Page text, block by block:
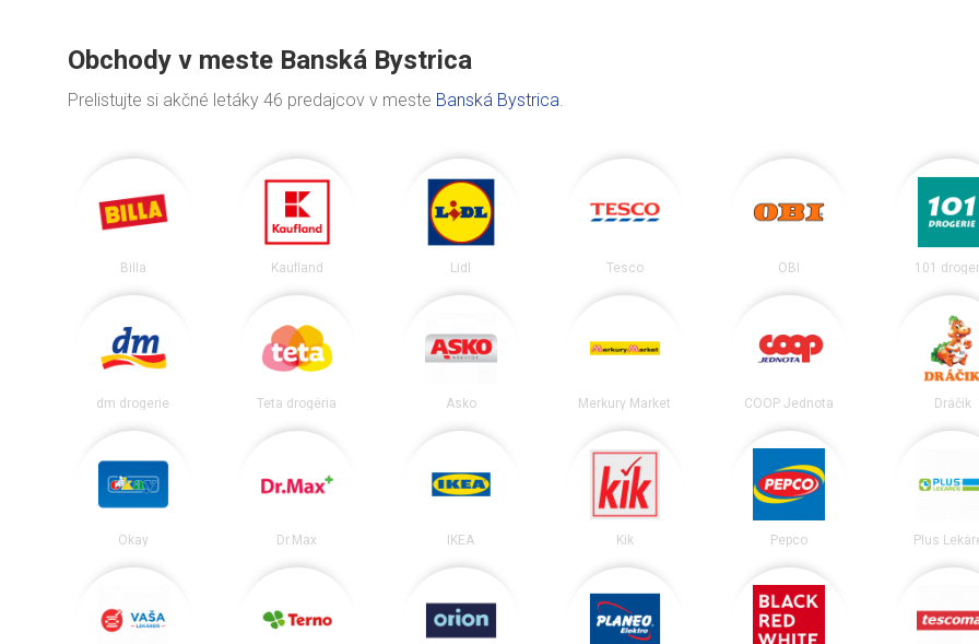
Obchody v meste Banská Bystrica
Prelistujte si akčné letáky 46 predajcov v meste Banská Bystrica.
Billa Kaufland Lidl Tesco OBI 101
dm drogerie Teta drogéria Asko Merkury Market COOP Jednota Dráčik
Okay Dr.Max IKEA Kik Pepco Plus